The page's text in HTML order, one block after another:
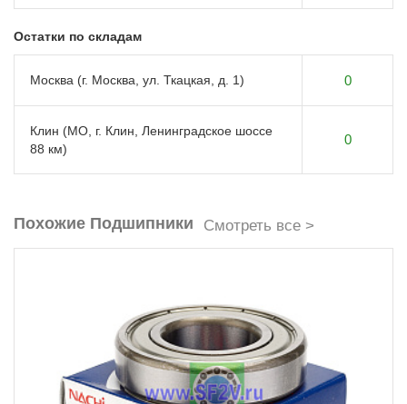
Остатки по складам
Москва (г. Москва, ул. Ткацкая, д. 1) 0
Клин (МО, г. Клин, Ленинградское шоссе
88 км)
0
Похожие Подшипники Смотреть все >